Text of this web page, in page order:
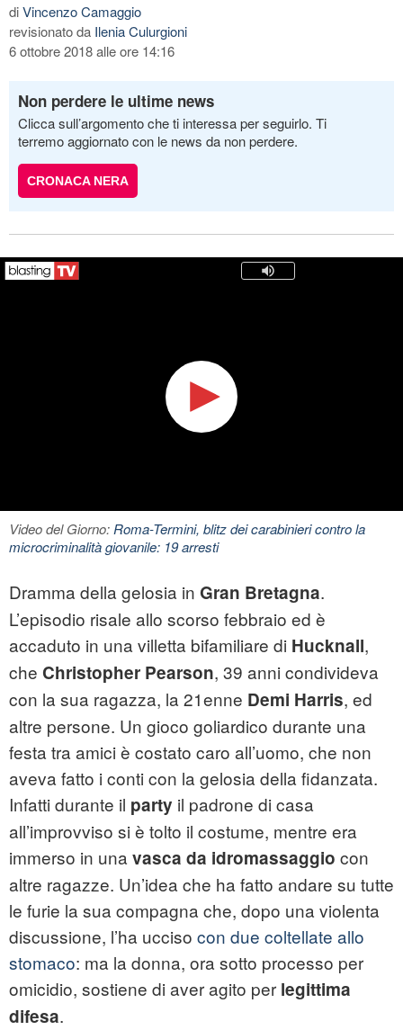
diVincenzo Camaggio
revisionato da Ilenia Culurgioni
6 ottobre 2018 alle ore 14:16
Non perdere le ultime news
Clicca sull’argomento che ti interessa per seguirlo. Ti
terremo aggiornato con le news da non perdere.
CRONACA NERA
Video del Giorno:Roma-Termini, blitz dei carabinieri contro la
microcriminalità giovanile: 19 arresti
Dramma della gelosia in Gran Bretagna.
L’episodio risale allo scorso febbraio ed è
accaduto in una villetta bifamiliare di Hucknall,
che Christopher Pearson, 39 anni condivideva
con la sua ragazza, la 21enne Demi Harris, ed
altre persone. Un gioco goliardico durante una
festa tra amici è costato caro all’uomo, che non
aveva fatto i conti con la gelosia della fidanzata.
Infatti durante il party il padrone di casa
all’improvviso si è tolto il costume, mentre era
immerso in una vasca da idromassaggio con
altre ragazze. Un’idea che ha fatto andare su tutte
le furie la sua compagna che, dopo una violenta
discussione, l’ha ucciso con due coltellate allo
stomaco: ma la donna, ora sotto processo per
omicidio, sostiene di aver agito per legittima
difesa.